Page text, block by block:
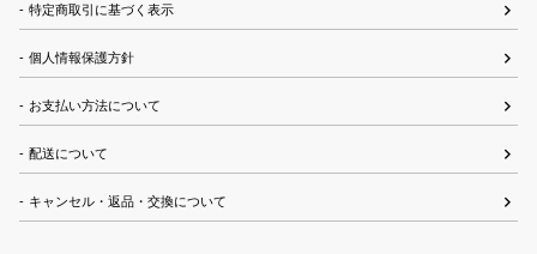
特定商取引に基づく表示
個人情報保護方針
お支払い方法について
配送について
キャンセル・返品・交換について